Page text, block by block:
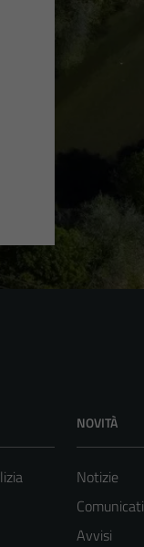
NOVITÀ
Notizie
Comunicati
Avvisi